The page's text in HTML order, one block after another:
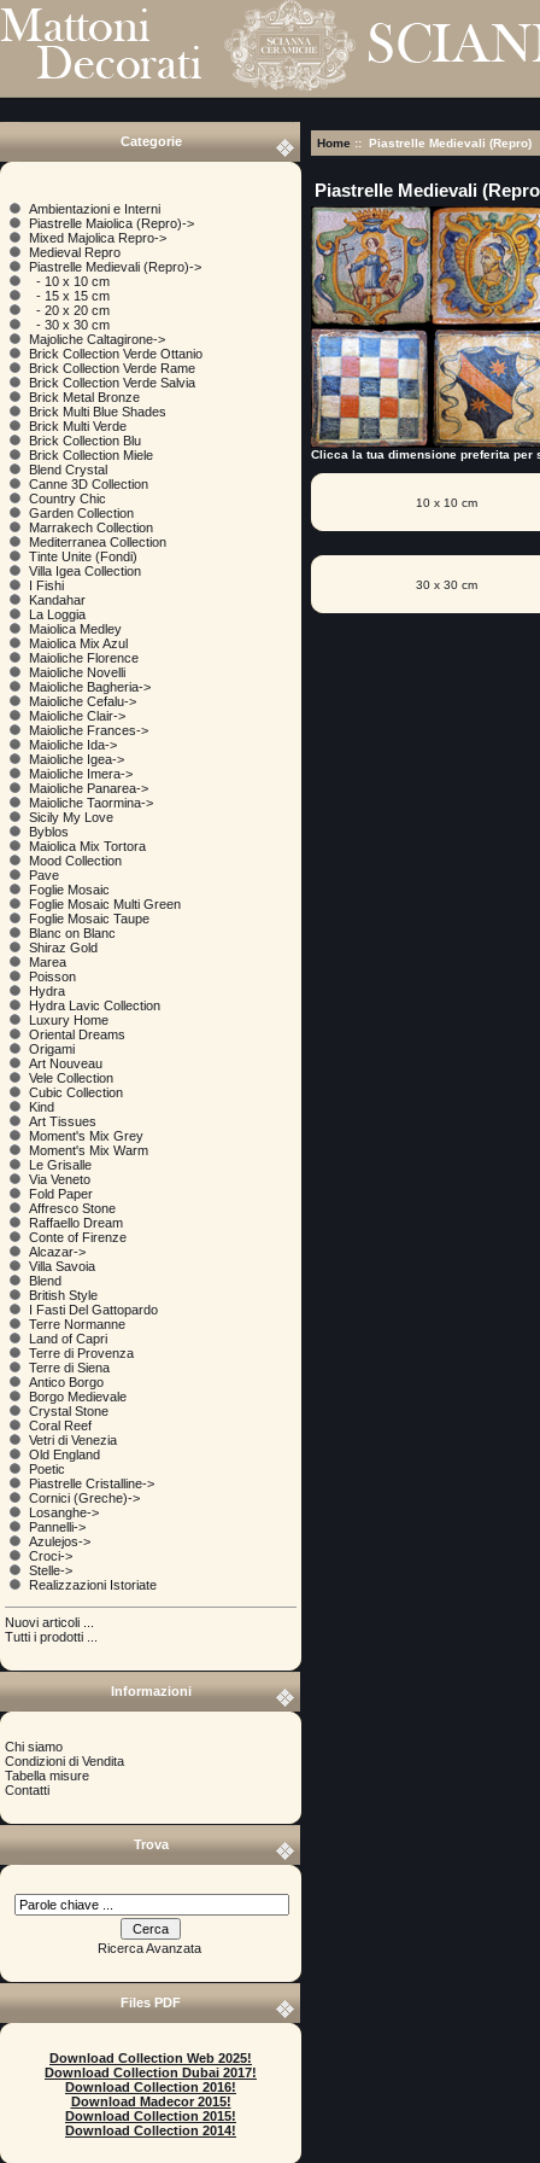
Categorie
Ambientazioni e Interni
Piastrelle Maiolica (Repro)->
Mixed Majolica Repro->
Medieval Repro
Piastrelle Medievali (Repro)->
- 10 x 10 cm
- 15 x 15 cm
- 20 x 20 cm
- 30 x 30 cm
Majoliche Caltagirone->
Brick Collection Verde Ottanio
Brick Collection Verde Rame
Brick Collection Verde Salvia
Brick Metal Bronze
Brick Multi Blue Shades
Brick Multi Verde
Brick Collection Blu
Brick Collection Miele
Blend Crystal
Canne 3D Collection
Country Chic
Garden Collection
Marrakech Collection
Mediterranea Collection
Tinte Unite (Fondi)
Villa Igea Collection
I Fishi
Kandahar
La Loggia
Maiolica Medley
Maiolica Mix Azul
Maioliche Florence
Maioliche Novelli
Maioliche Bagheria->
Maioliche Cefalu->
Maioliche Clair->
Maioliche Frances->
Maioliche Ida->
Maioliche Igea->
Maioliche Imera->
Maioliche Panarea->
Maioliche Taormina->
Sicily My Love
Byblos
Maiolica Mix Tortora
Mood Collection
Pave
Foglie Mosaic
Foglie Mosaic Multi Green
Foglie Mosaic Taupe
Blanc on Blanc
Shiraz Gold
Marea
Poisson
Hydra
Hydra Lavic Collection
Luxury Home
Oriental Dreams
Origami
Art Nouveau
Vele Collection
Cubic Collection
Kind
Art Tissues
Moment's Mix Grey
Moment's Mix Warm
Le Grisalle
Via Veneto
Fold Paper
Affresco Stone
Raffaello Dream
Conte of Firenze
Alcazar->
Villa Savoia
Blend
British Style
I Fasti Del Gattopardo
Terre Normanne
Land of Capri
Terre di Provenza
Terre di Siena
Antico Borgo
Borgo Medievale
Crystal Stone
Coral Reef
Vetri di Venezia
Old England
Poetic
Piastrelle Cristalline->
Cornici (Greche)->
Losanghe->
Pannelli->
Azulejos->
Croci->
Stelle->
Realizzazioni Istoriate
Nuovi articoli ...
Tutti i prodotti ...
Informazioni
Chi siamo
Condizioni di Vendita
Tabella misure
Contatti
Trova
Ricerca Avanzata
Files PDF
Download Collection Web 2025!
Download Collection Dubai 2017!
Download Collection 2016!
Download Madecor 2015!
Download Collection 2015!
Download Collection 2014!
Home :: Piastrelle Medievali (Repro)
Piastrelle Medievali
Clicca la tua dimensione preferita
10 x 10 cm
30 x 30 cm